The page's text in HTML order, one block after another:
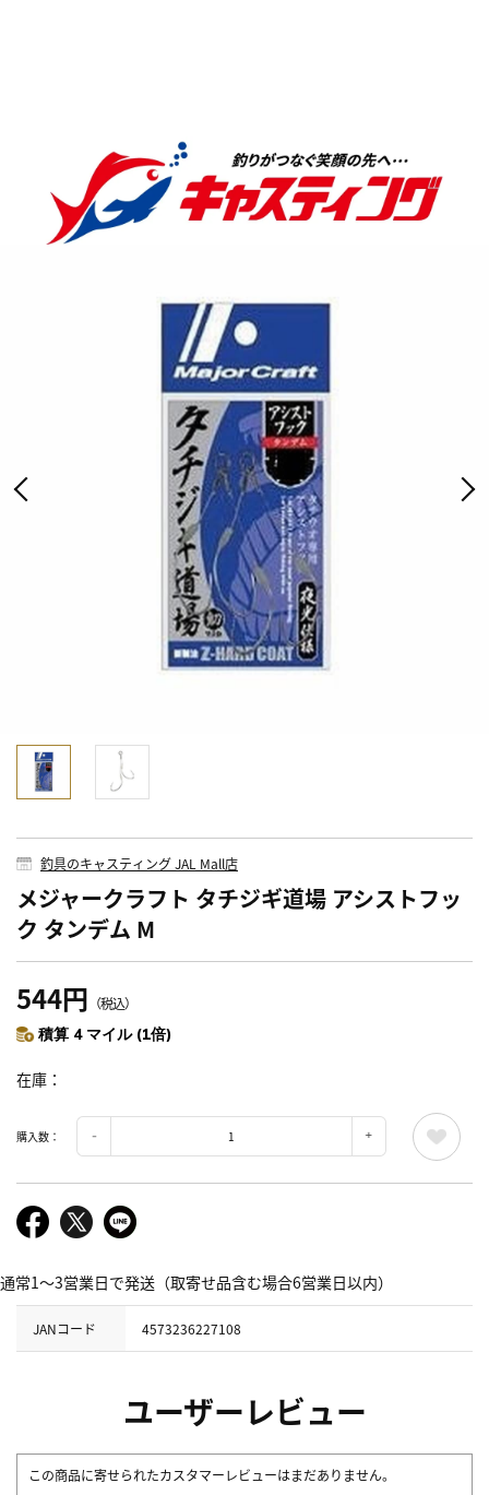
釣具のキャスティング JAL Mall店
メジャークラフト タチジギ道場 アシストフッ
ク タンデム M
544円 （税込）
積算 4 マイル (1倍)
在庫
購入数：
通常1～3営業日で発送（取寄せ品含む場合6営業日以内）
JANコード 4573236227108
ユーザーレビュー
この商品に寄せられたカスタマーレビューはまだありません。